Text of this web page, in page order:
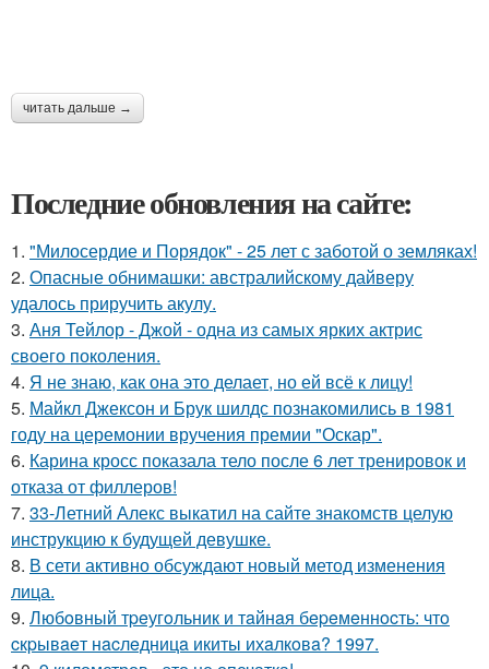
читать дальше →
Последние обновления на сайте:
1. "Милосердие и Порядок" - 25 лет с заботой о земляках!
2. Опасные обнимашки: австралийскому дайверу
удалось приручить акулу.
3. Аня Тейлор - Джой - одна из самых ярких актрис
своего поколения.
4. Я не знаю, как она это делает, но ей всё к лицу!
5. Майкл Джексон и Брук шилдс познакомились в 1981
году на церемонии вручения премии "Оскар".
6. Карина кросс показала тело после 6 лет тренировок и
отказа от филлеров!
7. 33-Летний Алекс выкатил на сайте знакомств целую
инструкцию к будущей девушке.
8. В сети активно обсуждают новый метод изменения
лица.
9. Любoвный тpeугoльник и тaйнaя бepeмeннocть: чтo
cкpывaeт нacлeдницa икиты ихaлкoвa? 1997.